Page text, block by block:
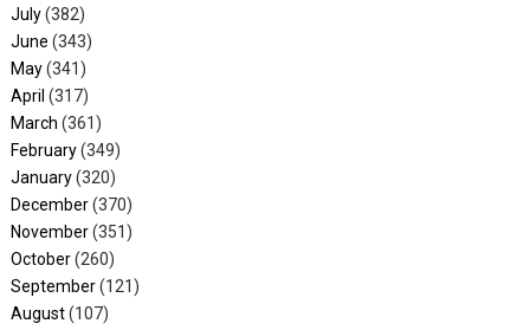
July(382)
June (343)
May(341)
April (317)
March (361)
February(349)
January(320)
December(370)
November(351)
October(260)
September(121)
August(107)